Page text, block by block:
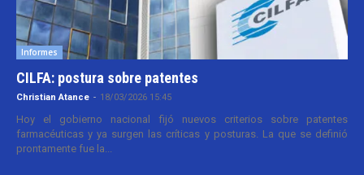
Informes
CILFA: postura sobre patentes
Christian Atance - 18/03/2026 15:45
Hoy el gobierno nacional fijó nuevos criterios sobre patentes
farmacéuticas y ya surgen las críticas y posturas. La que se definió
prontamente fue la...